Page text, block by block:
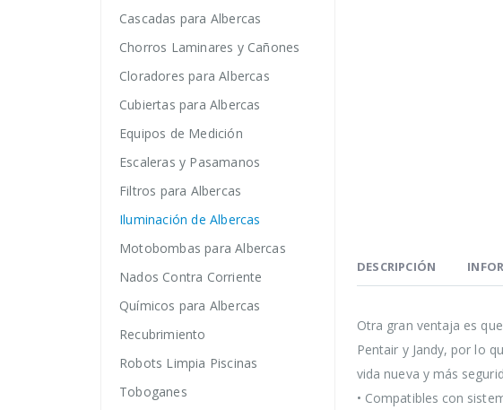
DESCRIPCIÓN
Otra gran ventaja es
Pentair y Jandy, por lo
vida nueva y más
• Compatibles con
Cascadas para Albercas
Chorros Laminares y Cañones
Cloradores para Albercas
Cubiertas para Albercas
Equipos de Medición
Escaleras y Pasamanos
Filtros para Albercas
Iluminación de Albercas
Motobombas para Albercas
Nados Contra Corriente
Químicos para Albercas
Recubrimiento
Robots Limpia Piscinas
Toboganes